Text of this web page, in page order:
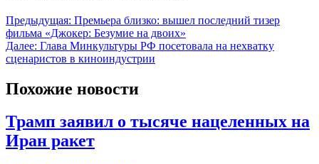
Предыдущая: Премьера близко: вышел последний тизер
фильма «Джокер: Безумие на двоих»
Далее: Глава Минкультуры РФ посетовала на нехватку
сценаристов в киноиндустрии
Похожие новости
Трамп заявил о тысяче нацеленных на
Иран ракет